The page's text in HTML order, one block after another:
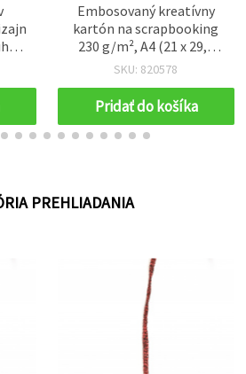
Embosovaný kreatívny
kartón na scrapbooking
230 g/m², A4 (21 x 29,7
cm), čierny
SKU: 820578
Pridať do košíka
PREHLIADANIA